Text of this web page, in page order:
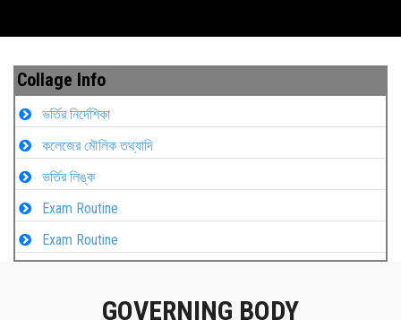
Collage Info
ভর্তির নির্দেশিকা
কলেজের মৌলিক তথ্যাদি
ভর্তির লিঙ্ক
Exam Routine
Exam Routine
GOVERNING BODY